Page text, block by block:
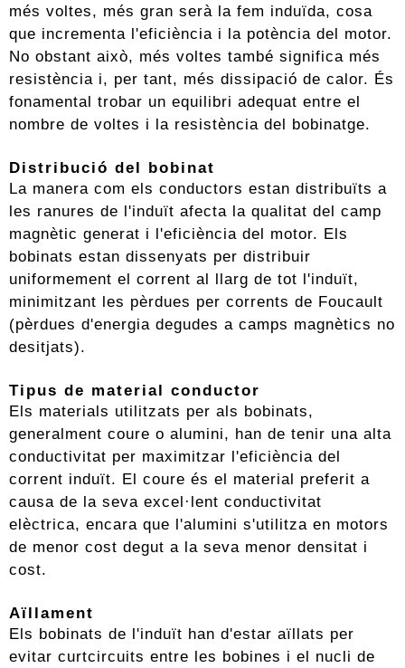
més voltes, més gran serà la fem induïda, cosa
que incrementa l'eficiència i la potència del motor.
No obstant això, més voltes també significa més
resistència i, per tant, més dissipació de calor. És
fonamental trobar un equilibri adequat entre el
nombre de voltes i la resistència del bobinatge.
Distribució del bobinat
La manera com els conductors estan distribuïts a
les ranures de l'induït afecta la qualitat del camp
magnètic generat i l'eficiència del motor. Els
bobinats estan dissenyats per distribuir
uniformement el corrent al llarg de tot l'induït,
minimitzant les pèrdues per corrents de Foucault
(pèrdues d'energia degudes a camps magnètics no
desitjats).
Tipus de material conductor
Els materials utilitzats per als bobinats,
generalment coure o alumini, han de tenir una alta
conductivitat per maximitzar l'eficiència del
corrent induït. El coure és el material preferit a
causa de la seva excel·lent conductivitat
elèctrica, encara que l'alumini s'utilitza en motors
de menor cost degut a la seva menor densitat i
cost.
Aïllament
Els bobinats de l'induït han d'estar aïllats per
evitar curtcircuits entre les bobines i el nucli de